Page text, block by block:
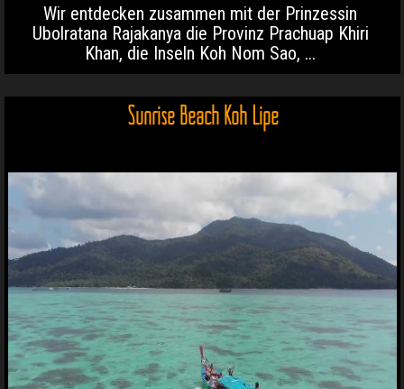
Wir entdecken zusammen mit der Prinzessin
Ubolratana Rajakanya die Provinz Prachuap Khiri
Khan, die Inseln Koh Nom Sao, ...
Sunrise Beach Koh Lipe